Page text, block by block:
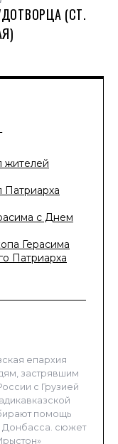
жителей
Патриарха
с Днем
Герасима
Патриарха
епархия
застрявшим
с Грузией
помощь
сюжет
(СТ.